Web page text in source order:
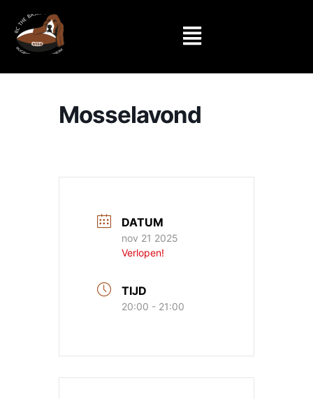
Mosselavond
DATUM
nov 21 2025
Verlopen!
TIJD
20:00 - 21:00